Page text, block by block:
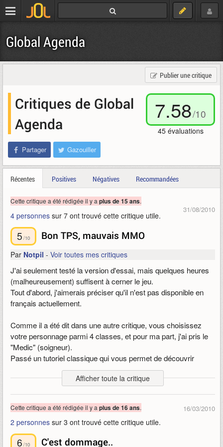
Global Agenda
Publier une critique
7.58/10
45évaluations
Critiques de Global
Agenda
Partager Gazouiller
Récentes Positives Négatives Recommandées
31/08/2010
Cette critique a été rédigée il y a plus de 15 ans.
4 personnes sur 7 ont trouvé cette critique utile.
5 /10 Bon TPS, mauvais MMO
Par Notpil - Voir toutes mes critiques
J'ai seulement testé la version d'essai, mais quelques heures
(malheureusement) suffisent à cerner le jeu.
Tout d'abord, j'aimerais préciser qu'il n'est pas disponible en
français actuellement.
Comme il a été dit dans une autre critique, vous choisissez
votre personnage parmi 4 classes, et pour ma part, j'ai pris le
"Medic" (soigneur).
Passé un tutoriel classique qui vous permet de découvrir
l'utilisation de vos armes, de vos compétences et surtout, de
votre jetpack, me voilà conquis, legameplay
est souple et
que brève (système d'énergie qui décroit pendant son
utilisation, semblable àAionavec les ailes).
Parti sur de bonnes bases, me voici arrivé dans un grand Hall,
Afficher toute la critique
16/03/2010
Cette critique a été rédigée il y a plus de 16 ans.
2 personnes sur 3 ont trouvé cette critique utile.
6 /10 C'est dommage..